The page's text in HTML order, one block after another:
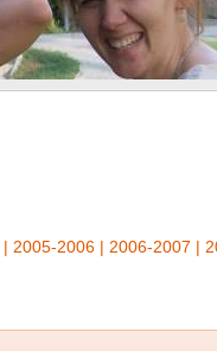
| 2005-2006 | 2006-2007 |